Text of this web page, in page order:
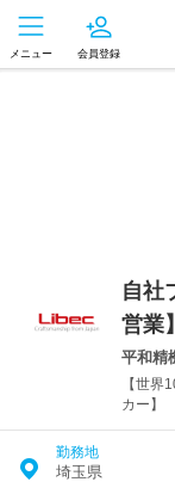
メニュー 会員登録
自社
営業
平和精
【世界
カー】
勤務地
埼玉県